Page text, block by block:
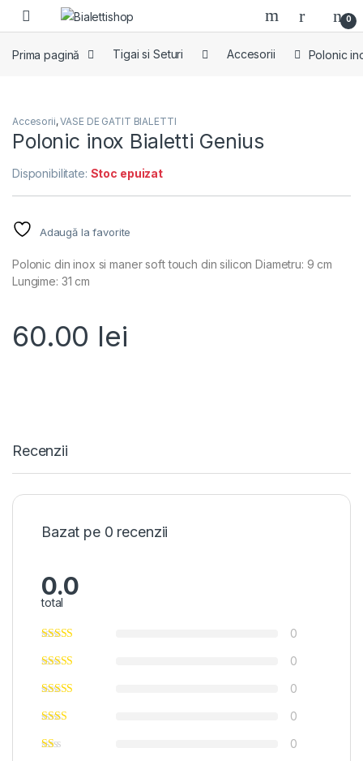
Skip to navigation
Skip to content
0
Prima pagină Tigai si Seturi Accesorii Polonic
Accesorii,VASE DE GATIT BIALETTI
Polonic inox Bialetti Genius
Disponibilitate: Stoc epuizat
Adaugă la favorite
Polonic din inox si maner soft touch din silicon Diametru: 9 cm
Lungime: 31 cm
60.00 lei
Recenzii
Bazat pe 0 recenzii
0.0
total
0
0
0
0
0